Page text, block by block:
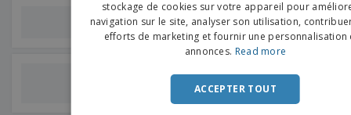
SOL'S | T-shirt femme à
bretelles
+ 3
manches courtes super
premium
DUTCH
stockage de cookies sur votre appareil pour
navigation sur le site, analyser son utilisation,
efforts de marketing et fournir une personnalisation
annonces. Read more
ACCEPTER TOUT